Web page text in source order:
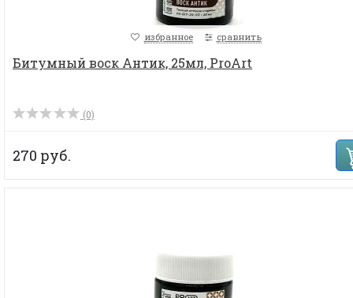
избранное сравнить
Битумный воск Антик, 25мл, ProArt
(0)
270 руб.